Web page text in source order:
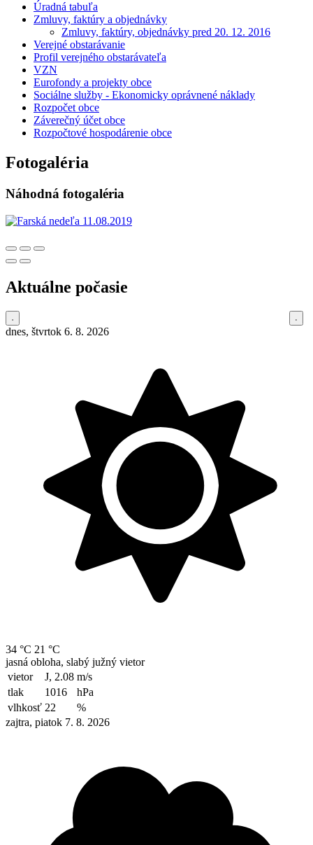
Úradná tabuľa
Zmluvy, faktúry a objednávky
Zmluvy, faktúry, objednávky pred 20. 12. 2016
Verejné obstarávanie
Profil verejného obstarávateľa
VZN
Eurofondy a projekty obce
Sociálne služby - Ekonomicky oprávnené náklady
Rozpočet obce
Záverečný účet obce
Rozpočtové hospodárenie obce
Fotogaléria
Náhodná fotogaléria
Aktuálne počasie
dnes, štvrtok 6. 8. 2026
34 °C 21 °C
jasná obloha, slabý južný vietor
vietor
J, 2.08 m/s
tlak
1016
hPa
vlhkosť 22
%
zajtra, piatok 7. 8. 2026